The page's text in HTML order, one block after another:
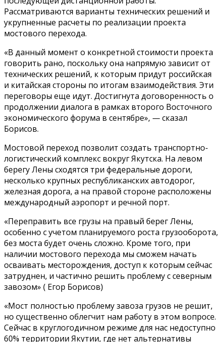
Рассматриваются варианты технических решений и
укрупненные расчеты по реализации проекта
мостового перехода.
«В данный момент о конкретной стоимости проекта
говорить рано, поскольку она напрямую зависит от
технических решений, к которым придут российская
и китайская стороны по итогам взаимодействия. Эти
переговоры еще идут. Достигнута договоренность о
продолжении диалога в рамках второго Восточного
экономического форума в сентябре», — сказал
Борисов.
Мостовой переход позволит создать транспортно-
логистический комплекс вокруг Якутска. На левом
берегу Лены сходятся три федеральные дороги,
несколько крупных республиканских автодорог,
железная дорога, а на правой стороне расположены
международный аэропорт и речной порт.
«Переправить все грузы на правый берег Лены,
особенно с учетом планируемого роста грузооборота,
без моста будет очень сложно. Кроме того, при
наличии мостового перехода мы сможем начать
осваивать месторождения, доступ к которым сейчас
затруднен, и частично решить проблему с северным
завозом» ( Егор Борисов)
«Мост полностью проблему завоза грузов не решит,
но существенно облегчит нам работу в этом вопросе.
Сейчас в круглогодичном режиме для нас недоступно
60% территории Якутии, где нет альтернативы